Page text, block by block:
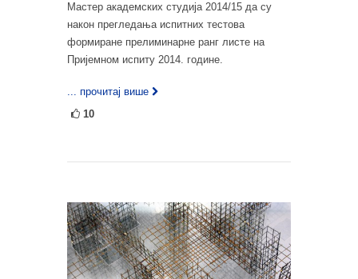
Мастер академских студија 2014/15 да су
након прегледања испитних тестова
формиране прелиминарне ранг листе на
Пријемном испиту 2014. године.
... прочитај више
10